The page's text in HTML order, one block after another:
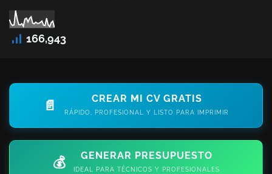
166,943
📄 CREAR MI CV GRATIS
RÁPIDO, PROFESIONAL Y LISTO PARA IMPRIMIR
💰 GENERAR PRESUPUESTO
IDEAL PARA TÉCNICOS Y PROFESIONALES